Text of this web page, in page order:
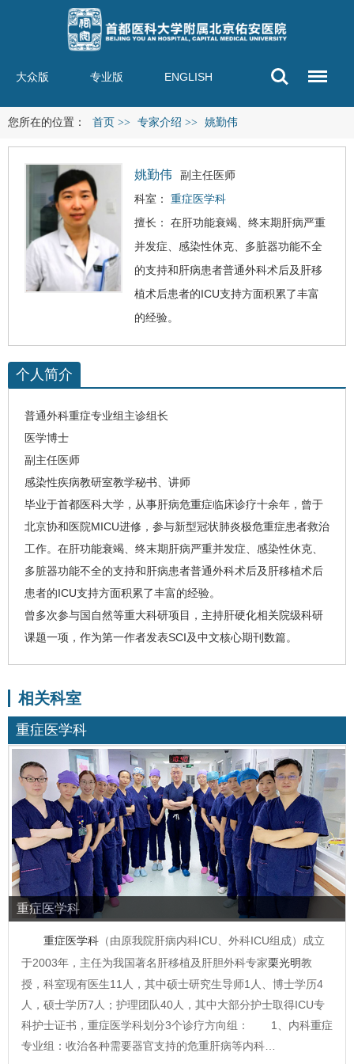
大众版 专业版 ENGLISH
您所在的位置： 首页 >> 专家介绍 >> 姚勤伟
姚勤伟
副主任医师
科室： 重症医学科
擅长： 在肝功能衰竭、终末期肝病严重
并发症、感染性休克、多脏器功能不全
的支持和肝病患者普通外科术后及肝移
植术后患者的ICU支持方面积累了丰富
的经验。
个人简介
普通外科重症专业组主诊组长
医学博士
副主任医师
感染性疾病教研室教学秘书、讲师
毕业于首都医科大学，从事肝病危重症临床诊疗十余年，曾于
北京协和医院MICU进修，参与新型冠状肺炎极危重症患者救治
工作。在肝功能衰竭、终末期肝病严重并发症、感染性休克、
多脏器功能不全的支持和肝病患者普通外科术后及肝移植术后
患者的ICU支持方面积累了丰富的经验。
曾多次参与国自然等重大科研项目，主持肝硬化相关院级科研
课题一项，作为第一作者发表SCI及中文核心期刊数篇。
相关科室
重症医学科
重症医学科
重症医学科 （由原我院肝病内科ICU、外科ICU组成）成立
于2003年，主任为我国著名肝移植及肝胆外科专家栗光明教
授，科室现有医生11人，其中硕士研究生导师1人、博士学历4
人，硕士学历7人；护理团队40人，其中大部分护士取得ICU专
科护士证书，重症医学科划分3个诊疗方向组： 1、内科重症
专业组：收治各种需要器官支持的危重肝病等内科…